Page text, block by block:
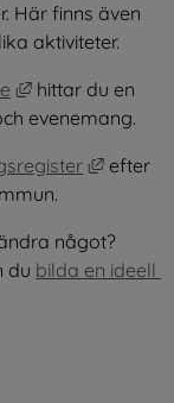
Här finns även
aktiviteter.
Länk till annan
hittar du en
evenemang.
Länk
efter
något?
du bilda en ideell